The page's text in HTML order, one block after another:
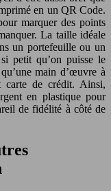
en un QR Code.
marquer des points
La taille idéale
un portefeuille ou un
petit qu’on puisse le
main d’œuvre à
carte de crédit. Ainsi,
en plastique pour
de fidélité à côté de